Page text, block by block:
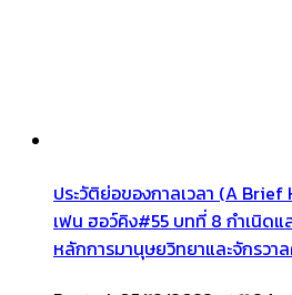
ประวัติย่อของกาลเวลา (A
เฟน ฮอว์คิง#55 บทที่ 8 กำเนิดแ
หลักการมานุษยวิทยาและจักรวา